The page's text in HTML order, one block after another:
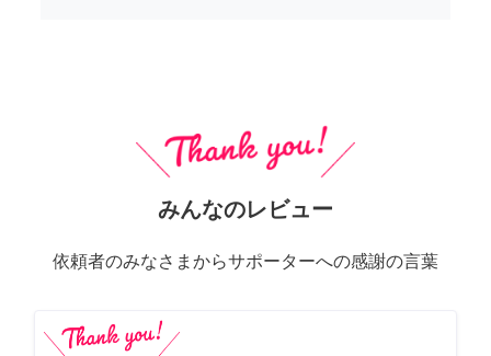
みんなのレビュー
依頼者のみなさまからサポーターへの感謝の言葉